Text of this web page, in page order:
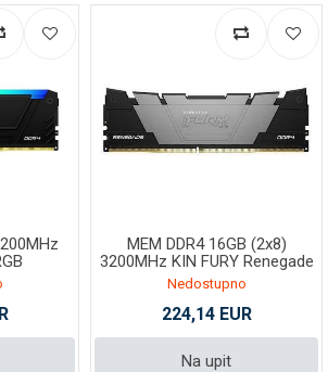
16
MEM DDR4 16GB (2x8)
3200MHz KIN FURY Renegade
Nedostupno
224,14 EUR
Na upit